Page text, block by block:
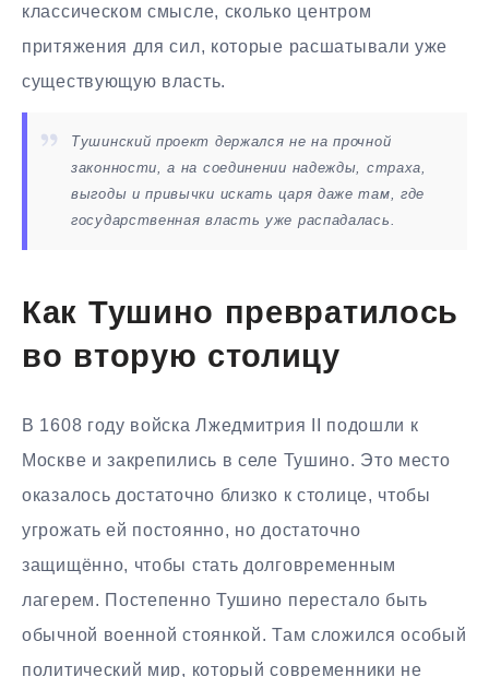
классическом смысле, сколько центром
притяжения для сил, которые расшатывали уже
существующую власть.
Тушинский проект держался не на прочной
законности, а на соединении надежды, страха,
выгоды и привычки искать царя даже там, где
государственная власть уже распадалась.
Как Тушино превратилось
во вторую столицу
В 1608 году войска Лжедмитрия II подошли к
Москве и закрепились в селе Тушино. Это место
оказалось достаточно близко к столице, чтобы
угрожать ей постоянно, но достаточно
защищённо, чтобы стать долговременным
лагерем. Постепенно Тушино перестало быть
обычной военной стоянкой. Там сложился особый
политический мир, который современники не